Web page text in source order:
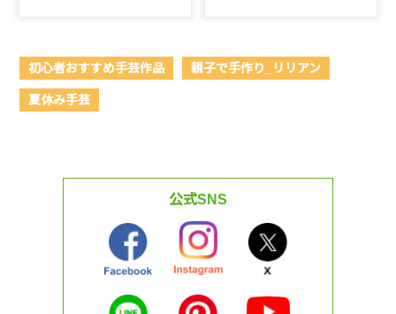
初心者おすすめ手芸作品 親子で手作り_リリアン
夏休み手芸
公式SNS